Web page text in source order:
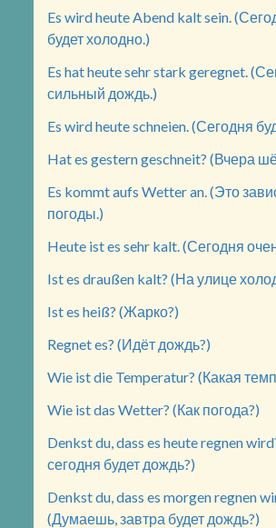
Es wird heute Abend kalt sein.
будет холодно.)
Es hat heute sehr stark geregnet.
сильный дождь.)
Es wird heute schneien. (Сегодня
Hat es gestern geschneit? (Вчера
Es kommt aufs Wetter an. (Это
погоды.)
Heute ist es sehr kalt. (Сегодня
Ist es draußen kalt? (На улице
Ist es heiß? (Жарко?)
Regnet es? (Идёт дождь?)
Wie ist die Temperatur? (Какая
Wie ist das Wetter? (Как погода?)
Denkst du, dass es heute regnen
сегодня будет дождь?)
Denkst du, dass es morgen regnen
(Думаешь, завтра будет дождь?)